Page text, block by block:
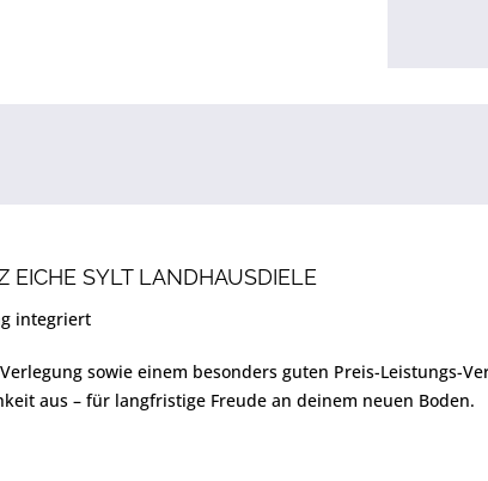
EICHE SYLT LANDHAUSDIELE
integriert
sowie einem besonders guten Preis-Leistungs-
aus – für langfristige Freude an deinem neuen Boden.